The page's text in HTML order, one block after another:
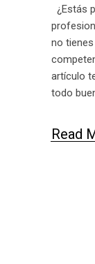
¿Estás
no
artículo
todo
Read